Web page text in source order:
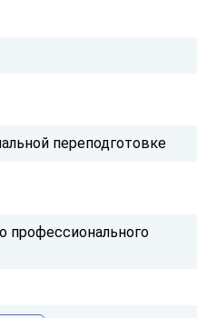
переподготовке
профессионального